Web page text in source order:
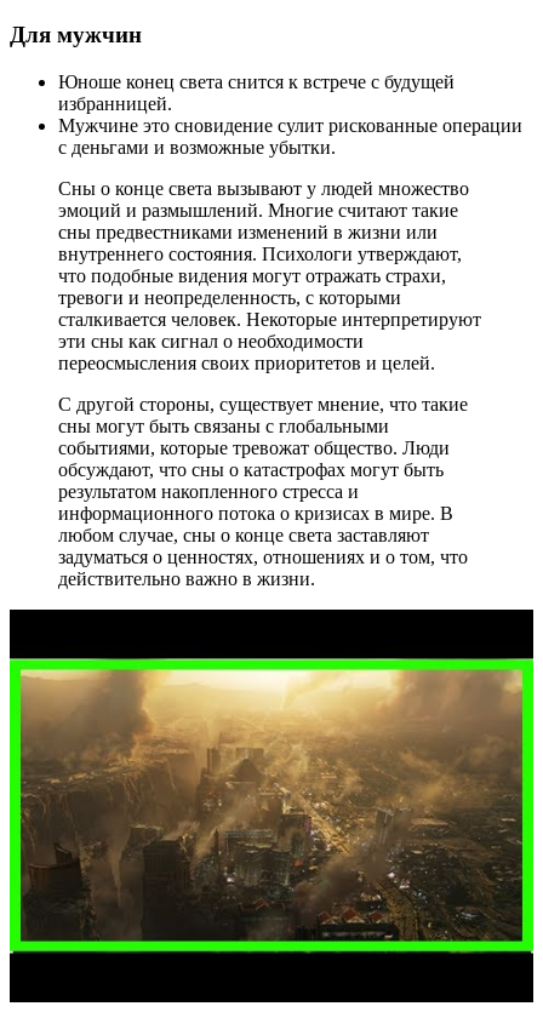
Для мужчин
Юноше конец света снится к встрече с будущей
избранницей.
Мужчине это сновидение сулит рискованные операции
с деньгами и возможные убытки.
Сны о конце света вызывают у людей множество
эмоций и размышлений. Многие считают такие
сны предвестниками изменений в жизни или
внутреннего состояния. Психологи утверждают,
что подобные видения могут отражать страхи,
тревоги и неопределенность, с которыми
сталкивается человек. Некоторые интерпретируют
эти сны как сигнал о необходимости
переосмысления своих приоритетов и целей.
С другой стороны, существует мнение, что такие
сны могут быть связаны с глобальными
событиями, которые тревожат общество. Люди
обсуждают, что сны о катастрофах могут быть
результатом накопленного стресса и
информационного потока о кризисах в мире. В
любом случае, сны о конце света заставляют
задуматься о ценностях, отношениях и о том, что
действительно важно в жизни.